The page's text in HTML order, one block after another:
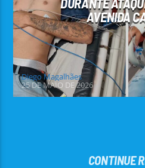
DURANTE
AVENIDA
Diego Magalhães
25 DE MAIO DE 2026
CONTINUE